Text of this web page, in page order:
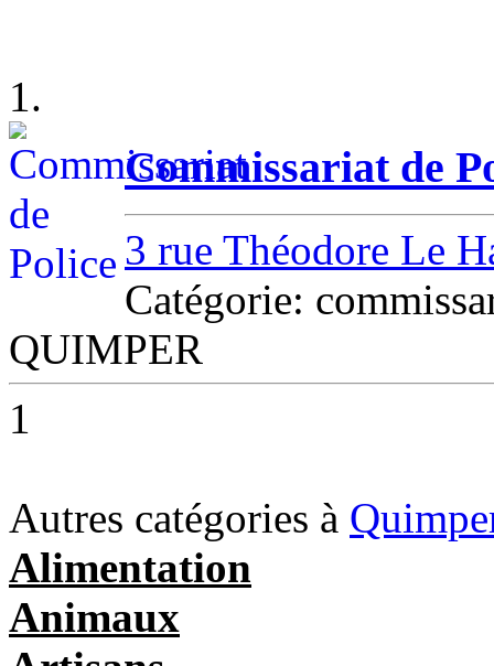
1.
Commissariat de
3 rue Théodore Le
Catégorie:
QUIMPER
1
Autres catégories à
Alimentation
Animaux